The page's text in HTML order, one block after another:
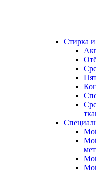
Стирка